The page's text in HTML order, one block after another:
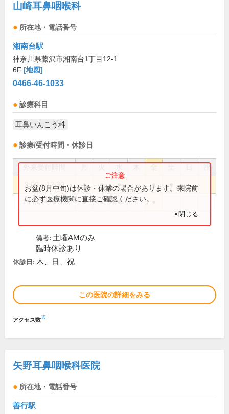
山崎耳鼻咽喉科
所在地・電話番号
湘南台駅
神奈川県藤沢市湘南台1丁目12-1
6F [地図]
0466-46-1033
診療科目
耳鼻いんこう科
診療/受付時間・休診日
祝
9:00～12:30 ● ● ● ●
14:30～18:00 ● ● ●
お盆(8月中旬)は休診・休業の場合があります。来院前
に必ず医療機関に直接ご確認ください。
×閉じる
備考: 土曜AMのみ
臨時休診あり
休診日: 木、日、祝
この医院の詳細をみる
アクセス数※
矢野耳鼻咽喉科医院
所在地・電話番号
善行駅